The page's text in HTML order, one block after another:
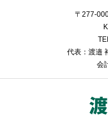
〒277-
代表：渡邉
会